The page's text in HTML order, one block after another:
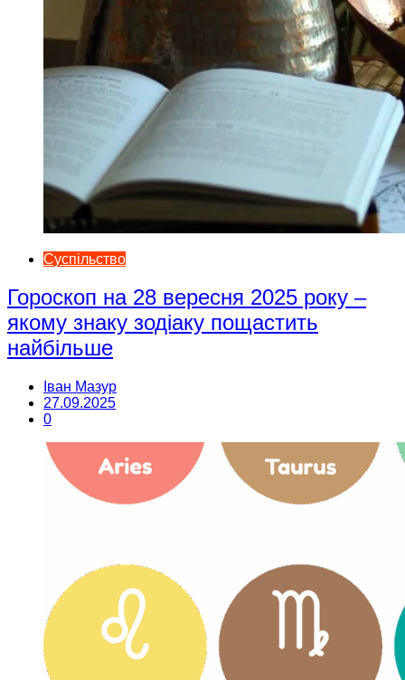
Суспільство
Гороскоп на 28 вересня 2025 року –
якому знаку зодіаку пощастить
найбільше
Іван Мазур
27.09.2025
0